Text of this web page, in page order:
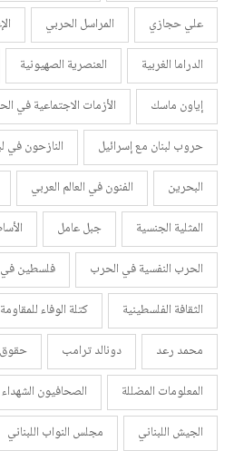
علي حجازي
المراسل الحربي
الدراما الغربية
العنصرية الصهيونية
إياون ماسك
الأزمات الاجتماعية في
حروب لبنان مع إسرائيل
النازحون في
البحرين
الفنون في العالم العربي
المثلية الجنسية
جبل عامل
الحرب النفسية في الحرب
فلسطين في
الثقافة الفلسطينية
كتلة الوفاء للمقاومة
محمد رعد
دونالد ترامب
حقوق
المعلومات المضللة
الصحافيون الشهداء
الجيش اللبناني
مجلس النواب اللبناني